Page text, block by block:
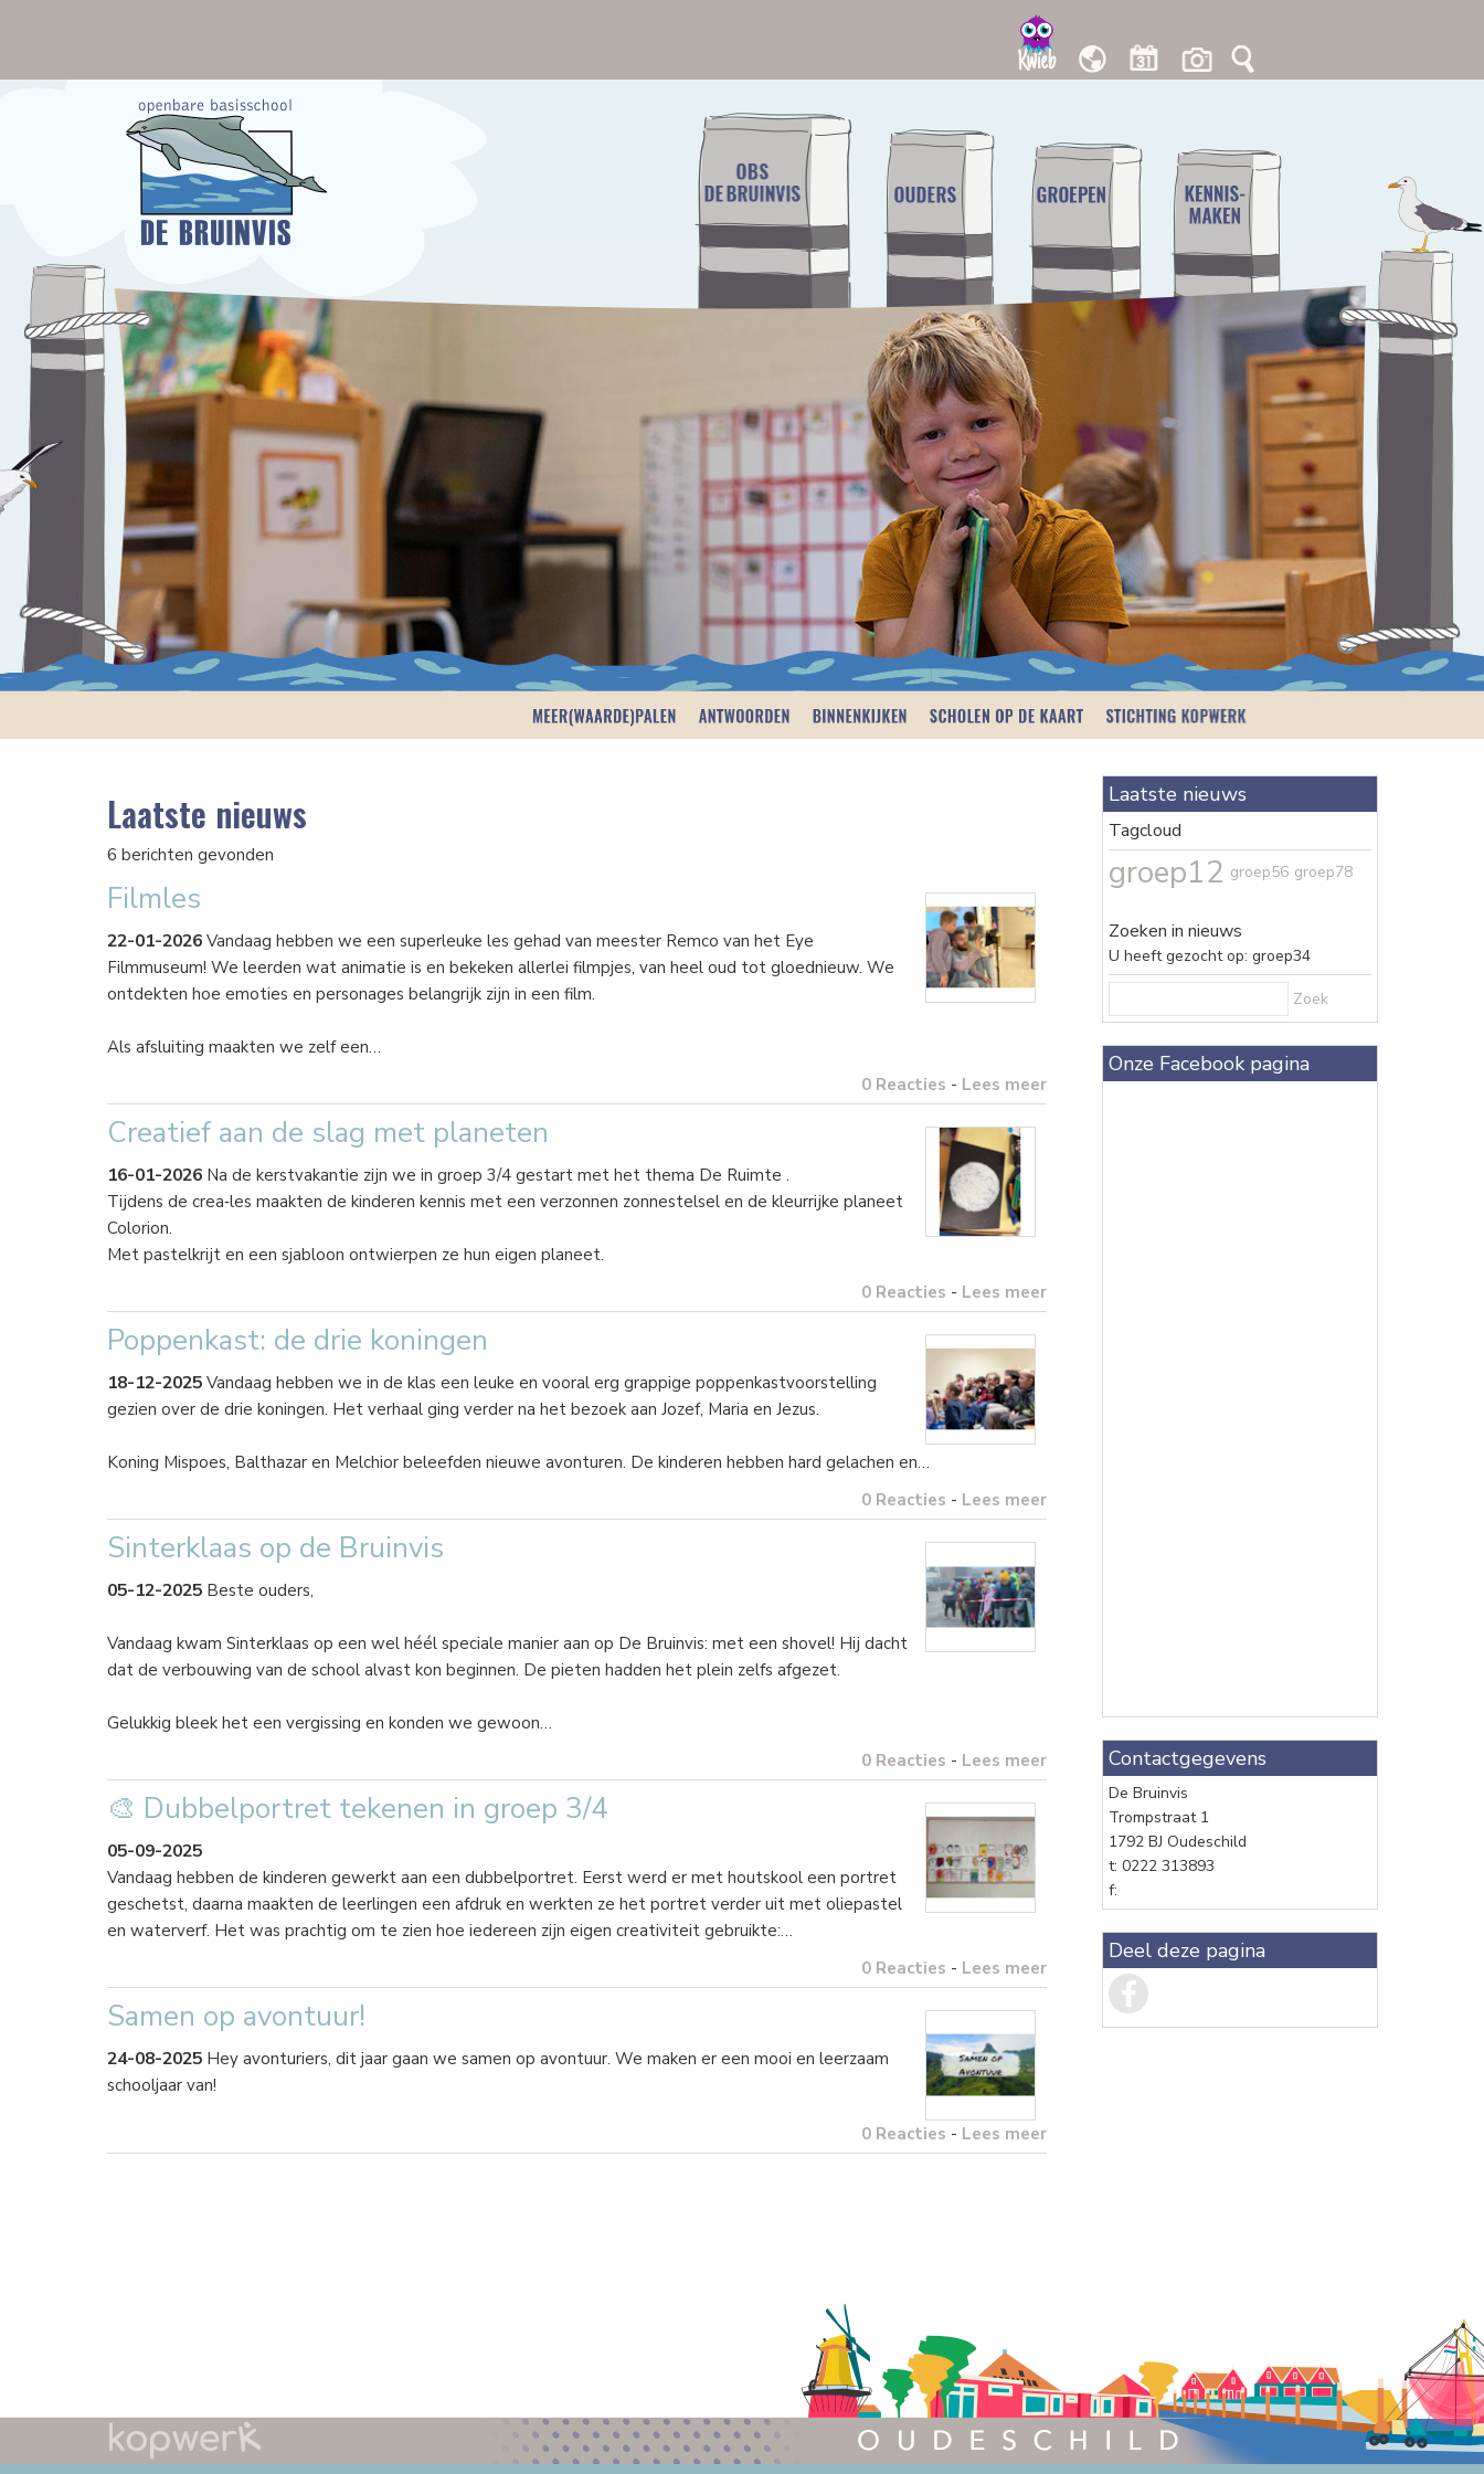
Laatste nieuws
6 berichten gevonden
Filmles
22-01-2026Vandaag hebben we een superleuke les gehad van meester Remco van het Eye
Filmmuseum! We leerden wat animatie is en bekeken allerlei filmpjes, van heel oud tot gloednieuw. We
ontdekten hoe emoties en personages belangrijk zijn in een film.
Als afsluiting maakten we zelf een…
0 Reacties - Lees meer
Creatief aan de slag met planeten
16-01-2026Na de kerstvakantie zijn we in groep 3/4 gestart met het thema De Ruimte .
Tijdens de crea‑les maakten de kinderen kennis met een verzonnen zonnestelsel en de kleurrijke planeet
Colorion.
Met pastelkrijt en een sjabloon ontwierpen ze hun eigen planeet.
0 Reacties - Lees meer
Poppenkast: de drie koningen
18-12-2025Vandaag hebben we in de klas een leuke en vooral erg grappige poppenkastvoorstelling
gezien over de drie koningen. Het verhaal ging verder na het bezoek aan Jozef, Maria en Jezus.
Koning Mispoes, Balthazar en Melchior beleefden nieuwe avonturen. De kinderen hebben hard gelachen en…
0 Reacties - Lees meer
Sinterklaas op de Bruinvis
05-12-2025Beste ouders,
Vandaag kwam Sinterklaas op een wel héél speciale manier aan op De Bruinvis: met een shovel! Hij dacht
dat de verbouwing van de school alvast kon beginnen. De pieten hadden het plein zelfs afgezet.
Gelukkig bleek het een vergissing en konden we gewoon…
0 Reacties - Lees meer
🎨 Dubbelportret tekenen in groep 3/4
05-09-2025
Vandaag hebben de kinderen gewerkt aan een dubbelportret. Eerst werd er met houtskool een portret
geschetst, daarna maakten de leerlingen een afdruk en werkten ze het portret verder uit met oliepastel
en waterverf. Het was prachtig om te zien hoe iedereen zijn eigen creativiteit gebruikte:…
0 Reacties - Lees meer
Samen op avontuur!
24-08-2025Hey avonturiers, dit jaar gaan we samen op avontuur. We maken er een mooi en leerzaam
schooljaar van!
0 Reacties - Lees meer
Laatste nieuws
Tagcloud
groep12 groep56 groep78
Zoeken in nieuws
U heeft gezocht op: groep34
Zoek
Onze Facebook pagina
Contactgegevens
De Bruinvis
Trompstraat 1
1792 BJ Oudeschild
t: 0222 313893
f:
Deel deze pagina